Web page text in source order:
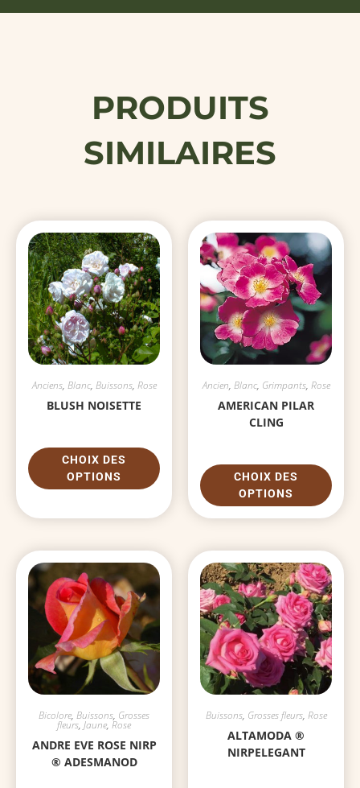
PRODUITS
SIMILAIRES
Anciens, Blanc, Buissons, Rose
BLUSH NOISETTE
CHOIX DES
OPTIONS
Ancien, Blanc, Grimpants, Rose
AMERICAN PILAR
CLING
CHOIX DES
OPTIONS
Bicolore, Buissons, Grosses
fleurs, Jaune, Rose
ANDRE EVE ROSE NIRP
® ADESMANOD
Buissons, Grosses fleurs, Rose
ALTAMODA ®
NIRPELEGANT